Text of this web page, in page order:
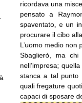
ricordava una
pensato a
spaventato, e un
procurare il cibo
L’uomo medio non
Sbaglierò, ma
nell’impresa;
stanca a tal punto
quali fregature
capaci di sposare